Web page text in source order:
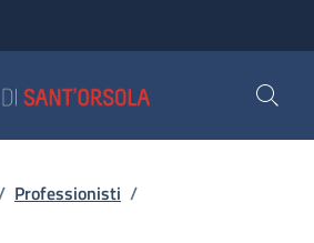
Professionisti /